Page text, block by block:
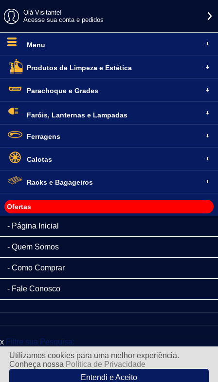
Olá Visitante!
Acesse sua conta e pedidos
Menu
Produtos de Limpeza e Estética
Parachoque e Grades
Faróis, Lanternase Lampadas
Ferragens
Calotas
Racks e Bagageiros
Ofertas
Página Inicial
Quem Somos
Como Comprar
Fale Conosco
x Filtre sua Pesquisa:
Utilizamos cookies para uma melhor experiência.
Conheça nossa Política de Privacidade
Entendi e Aceito